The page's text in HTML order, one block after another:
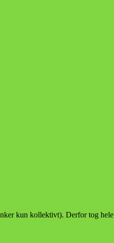
kun kollektivt). Derfor tog